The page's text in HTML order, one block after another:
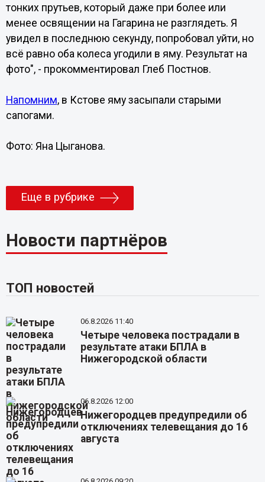
тонких прутьев, который даже при более или
менее освящении на Гагарина не разглядеть. Я
увидел в последнюю секунду, попробовал уйти, но
всё равно оба колеса угодили в яму. Результат на
фото", - прокомментировал Глеб Постнов.
Напомним, в Кстове яму засыпали старыми
сапогами.
Фото: Яна Цыганова.
Еще в рубрике
Новости партнёров
ТОП новостей
06.8.2026 11:40
Четыре человека пострадали в
результате атаки БПЛА в
Нижегородской области
06.8.2026 12:00
Нижегородцев предупредили об
отключениях телевещания до 16
августа